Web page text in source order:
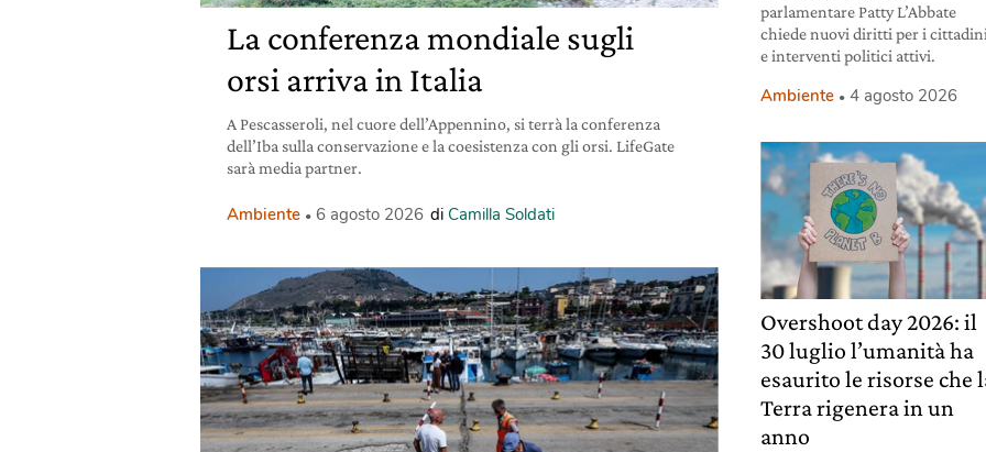
La conferenza mondiale sugli
orsi arriva in Italia
A Pescasseroli, nel cuore dell’Appennino, si terrà la conferenza
dell’Iba sulla conservazione e la coesistenza con gli orsi. LifeGate
sarà media partner.
Ambiente 6 agosto 2026 di Camilla Soldati
parlamentare Patty L’Abbate
chiede nuovi diritti per i
e interventi politici attivi.
Ambiente 4 agosto 2026
Overshoot day 2026: il
30 luglio l’umanità ha
esaurito le risorse che
Terra rigenera in un
anno